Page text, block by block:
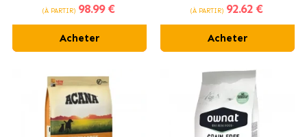
poisson
(À PARTIR) 98.99 €
Acheter
(À PARTIR) 92.62 €
Acheter